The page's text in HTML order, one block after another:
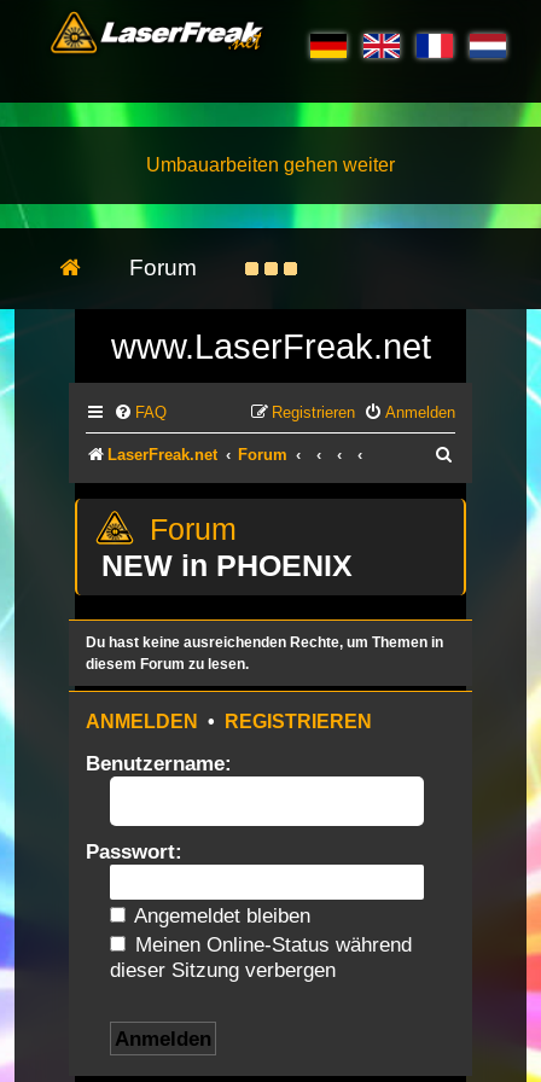
Umbauarbeiten gehen weiter
Forum
www.LaserFreak.net
FAQ Anmelden
Registrieren
LaserFreak.net Forum
NEW in PHOENIX
Du hast keine ausreichenden Rechte, um Themen in
diesem Forum zu lesen.
ANMELDEN • REGISTRIEREN
Benutzername:
Passwort:
Angemeldet bleiben
Meinen Online-Status während
dieser Sitzung verbergen